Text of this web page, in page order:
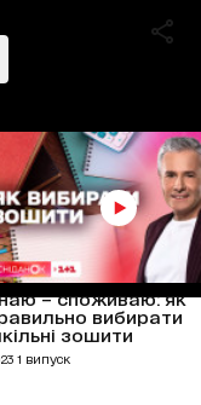
– споживаю: як
вибирати
зошити
1 випуск